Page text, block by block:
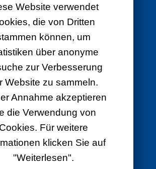
Website verwendet
die von Dritten
können, um
über anonyme
zur Verbesserung
Website zu sammeln.
Annahme akzeptieren
die Verwendung von
Cookies. Für weitere
klicken Sie auf
"Weiterlesen".
BOX FÜR WEN?
nicht möglich ist.
aktuelle Verbindung zu
eine Lösung ohne Verkabelung
eine temporäre und sofortige
wünschen.